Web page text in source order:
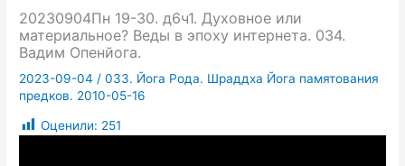
20230904Пн 19-30. д6ч1. Духовное или
материальное? Веды в эпоху интернета. 034.
Вадим Опенйога.
2023-09-04 /033. Йога Рода. Шраддха Йога памятования
предков. 2010-05-16
Оценили: 251